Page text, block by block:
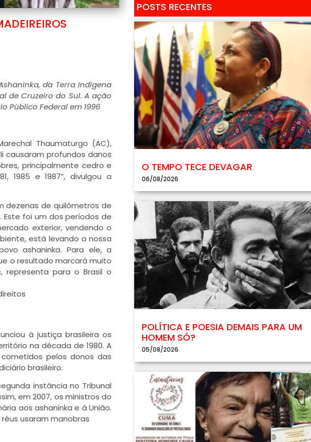
da Terra Indígena
de Cruzeiro do Sul. A ação
Público Federal em 1996
Thaumaturgo (AC),
causaram profundos danos
principalmente cedro e
1985 e 1987”, divulgou a
dezenas de quilômetros de
foi um dos períodos de
exterior, vendendo o
está levando a nossa
ashaninka. Para ele, a
o resultado marcará muito
representa para o Brasil o
à justiça brasileira os
na década de 1980. A
pelos donos das
brasileiro.
instância no Tribunal
em 2007, os ministros do
aos ashaninka e à União.
usaram manobras
POSTS RECENTES
O TEMPO TECE DEVAGAR
06/08/2026
POLÍTICA E POESIA DEMAIS PARA UM
HOMEM SÓ?
05/08/2026